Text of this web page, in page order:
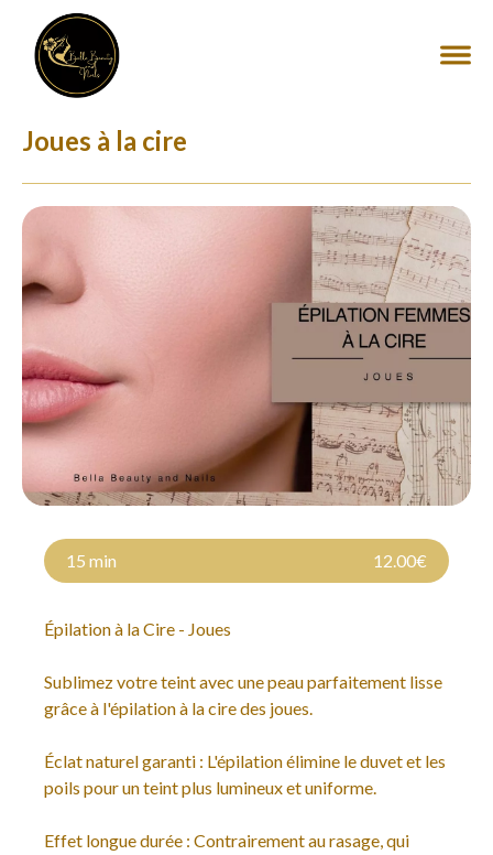
Joues à la cire
15 min 12.00€
Épilation à la Cire - Joues
Sublimez votre teint avec une peau parfaitement lisse
grâce à l'épilation à la cire des joues.
Éclat naturel garanti : L'épilation élimine le duvet et les
poils pour un teint plus lumineux et uniforme.
Effet longue durée : Contrairement au rasage, qui